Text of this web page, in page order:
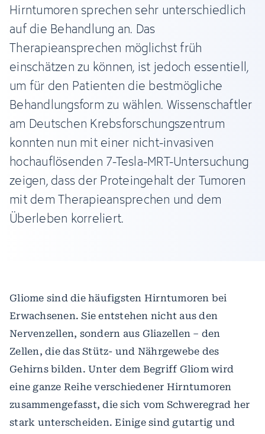
Hirntumoren sprechen sehr unterschiedlich
auf die Behandlung an. Das
Therapieansprechen möglichst früh
einschätzen zu können, ist jedoch essentiell,
um für den Patienten die bestmögliche
Behandlungsform zu wählen. Wissenschaftler
am Deutschen Krebsforschungszentrum
konnten nun mit einer nicht-invasiven
hochauflösenden 7-Tesla-MRT-Untersuchung
zeigen, dass der Proteingehalt der Tumoren
mit dem Therapieansprechen und dem
Überleben korreliert.
Gliome sind die häufigsten Hirntumoren bei
Erwachsenen. Sie entstehen nicht aus den
Nervenzellen, sondern aus Gliazellen – den
Zellen, die das Stütz- und Nährgewebe des
Gehirns bilden. Unter dem Begriff Gliom wird
eine ganze Reihe verschiedener Hirntumoren
zusammengefasst, die sich vom Schweregrad her
stark unterscheiden. Einige sind gutartig und